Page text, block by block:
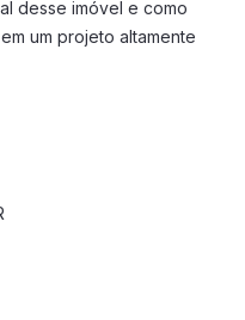
desse imóvel e como
um projeto altamente
estarão disponíveis